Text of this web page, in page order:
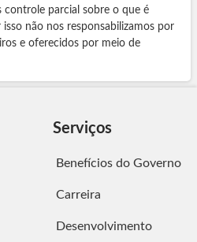
controle parcial sobre o que é
não nos responsabilizamos por
e oferecidos por meio de
Serviços
Benefícios do Governo
Carreira
Desenvolvimento